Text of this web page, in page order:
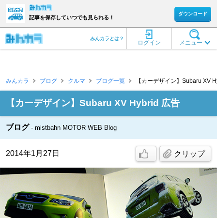
記事を保存していつでも見られる！
ダウンロード
メニュー
ログイン
みんカラとは？
みんカラ ブログ クルマ ブログ一覧 【カーデザイン】Subaru XV
【カーデザイン】Subaru XV Hybrid 広告
ブログ mistbahn MOTOR WEB Blog
2014年1月27日 クリップ